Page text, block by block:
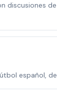
discusiones
español,